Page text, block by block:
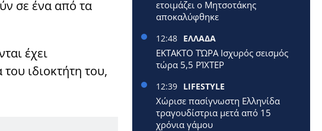
σε ένα από τα
έχει
ιδιοκτήτη του,
ετοιμάζει ο Μητσοτάκης
αποκαλύφθηκε
12:48 ΕΛΛΑΔΑ
ΕΚΤΑΚΤΟ ΤΏΡΑ Ισχυρός σεισμός
τώρα 5,5 ΡΊΧΤΕΡ
12:39 LIFESTYLE
Χώρισε πασίγνωστη Ελληνίδα
τραγουδίστρια μετά από 15
χρόνια γάμου